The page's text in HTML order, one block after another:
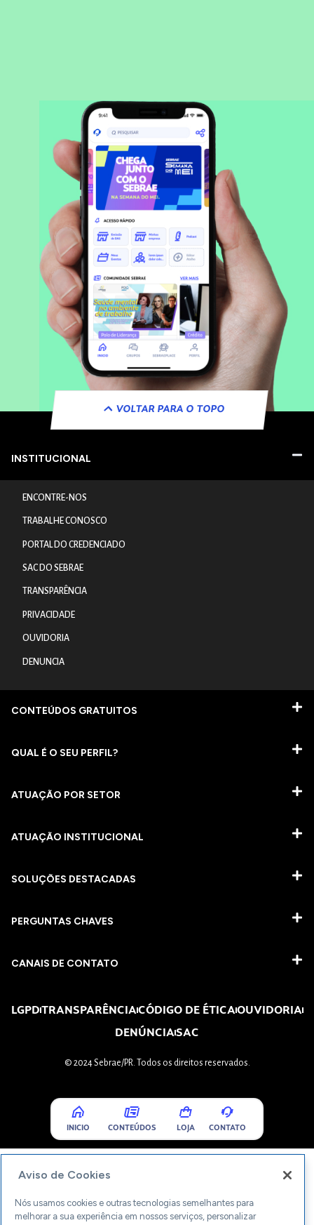
VOLTAR PARA O TOPO
INSTITUCIONAL
ENCONTRE-NOS
TRABALHE CONOSCO
PORTAL DO CREDENCIADO
SAC DO SEBRAE
TRANSPARÊNCIA
PRIVACIDADE
OUVIDORIA
DENUNCIA
CONTEÚDOS GRATUITOS
QUAL É O SEU PERFIL?
ATUAÇÃO POR SETOR
ATUAÇÃO INSTITUCIONAL
SOLUÇÕES DESTACADAS
PERGUNTAS CHAVES​
CANAIS DE CONTATO
LGPDTRANSPARÊNCIACÓDIGO DE ÉTICAOUVIDORIA
DENÚNCIASAC
© 2024 Sebrae/PR. Todos os direitos reservados.
INICIO CONTEÚDOS LOJA CONTATO
Aviso de Cookies
Nós usamos cookies e outras tecnologias semelhantes para
melhorar a sua experiência em nossos serviços, personalizar